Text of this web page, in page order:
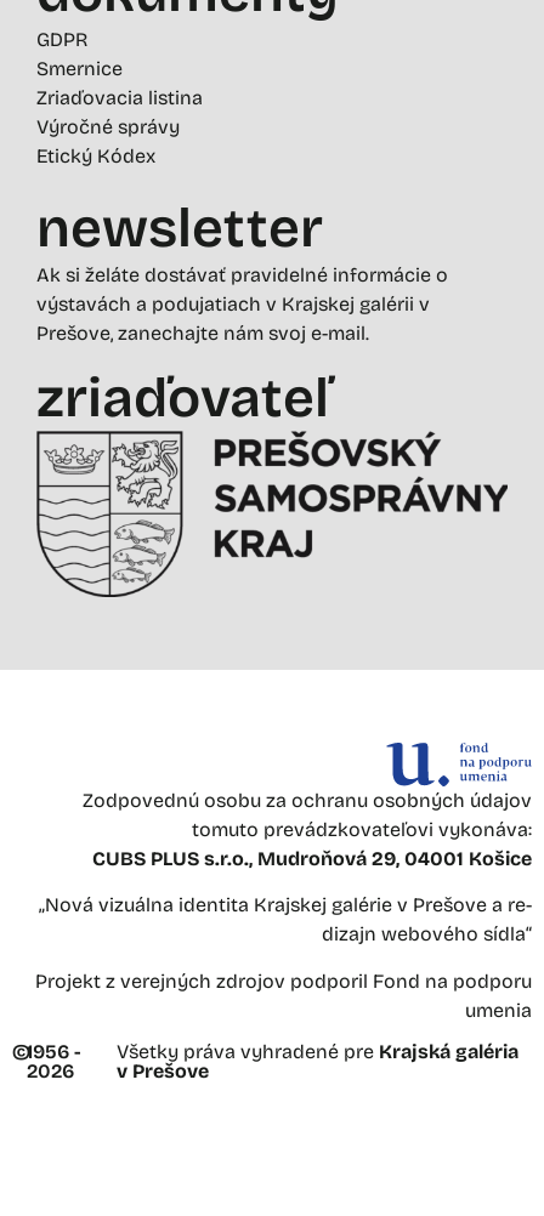
GDPR
Smernice
Zriaďovacia listina
Výročné správy
Etický Kódex
newsletter
Ak si želáte dostávať pravidelné informácie o
výstavách a podujatiach v Krajskej galérii v
Prešove, zanechajte nám svoj e-mail.
zriaďovateľ
Zodpovednú osobu za ochranu osobných údajov
tomuto prevádzkovateľovi vykonáva:
CUBS PLUS s.r.o., Mudroňová 29, 04001 Košice
„Nová vizuálna identita Krajskej galérie v Prešove a re-
dizajn webového sídla“
Projekt z verejných zdrojov podporil Fond na podporu
umenia
©1956 -
2026
Všetky práva vyhradené pre Krajská galéria
v Prešove